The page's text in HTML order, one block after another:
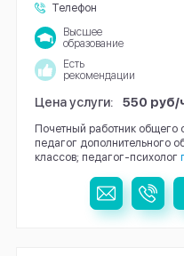
Телефон
Высшее
образование
Есть
рекомендации
Цена услуги: 550 руб/
Почетный работник общего
педагог дополнительного
классов; педагог-психолог